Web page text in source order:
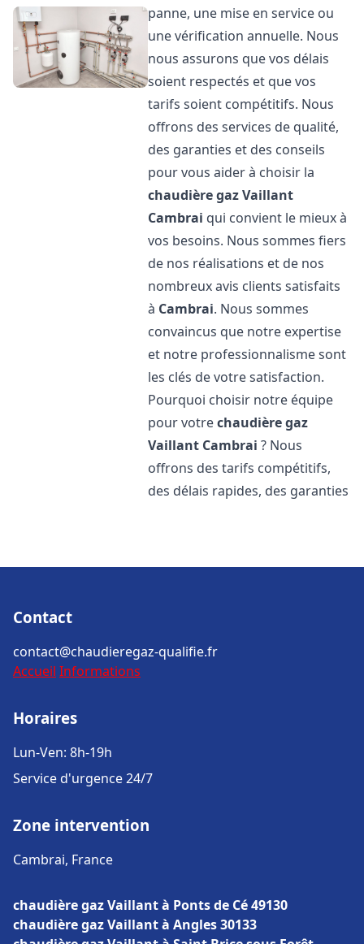
panne, une mise en service ou
une vérification annuelle. Nous
nous assurons que vos délais
soient respectés et que vos
tarifs soient compétitifs. Nous
offrons des services de qualité,
des garanties et des conseils
pour vous aider à choisir la
chaudière gaz Vaillant
Cambrai qui convient le mieux à
vos besoins. Nous sommes fiers
de nos réalisations et de nos
nombreux avis clients satisfaits
à Cambrai. Nous sommes
convaincus que notre expertise
et notre professionnalisme sont
les clés de votre satisfaction.
Pourquoi choisir notre équipe
pour votrechaudière gaz
Vaillant Cambrai ? Nous
offrons des tarifs compétitifs,
des délais rapides, des garanties
Contact
contact@chaudieregaz-qualifie.fr
Accueil Informations
Horaires
Lun-Ven: 8h-19h
Service d'urgence 24/7
Zone intervention
Cambrai, France
chaudière gaz Vaillant à Ponts de Cé 49130
chaudière gaz Vaillant à Angles 30133